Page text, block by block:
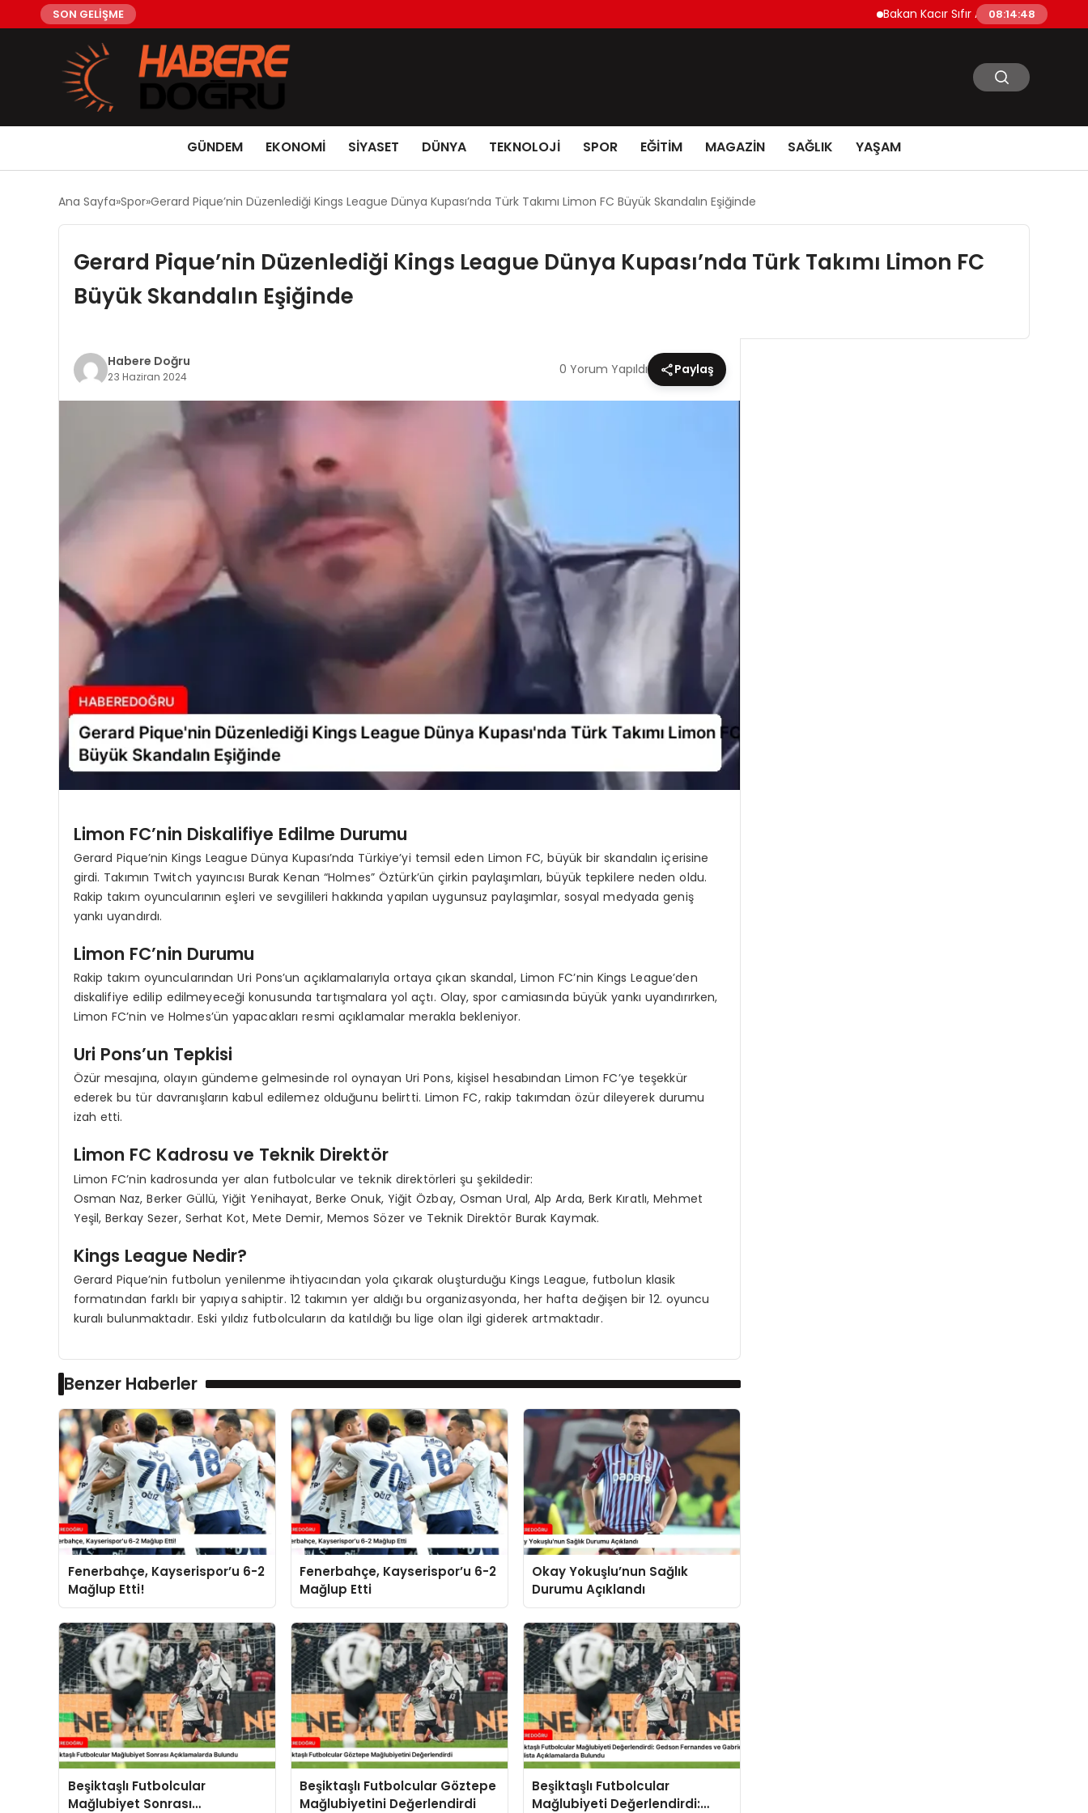
SON GELİŞME Bakan Kacır Sıfır Atık Projelerine 914
08:14:49
GÜNDEM EKONOMİ SİYASET DÜNYA TEKNOLOJİ SPOR EĞİTİM MAGAZİN SAĞLIK YAŞAM
Ana Sayfa Spor Gerard Pique’nin Düzenlediği Kings League Dünya Kupası’nda Türk Takımı Limon FC Büyük Skandalın Eşiğinde
Gerard Pique’nin Düzenlediği Kings League Dünya Kupası’nda Türk Takımı Limon FC
Büyük Skandalın Eşiğinde
Habere Doğru
23 Haziran 2024 0 Yorum Yapıldı Paylaş
Limon FC’nin Diskalifiye Edilme Durumu
Gerard Pique’nin Kings League Dünya Kupası’nda Türkiye’yi temsil eden Limon FC, büyük bir skandalın içerisine
girdi. Takımın Twitch yayıncısı Burak Kenan “Holmes” Öztürk’ün çirkin paylaşımları, büyük tepkilere neden oldu.
Rakip takım oyuncularının eşleri ve sevgilileri hakkında yapılan uygunsuz paylaşımlar, sosyal medyada geniş
yankı uyandırdı.
Limon FC’nin Durumu
Rakip takım oyuncularından Uri Pons’un açıklamalarıyla ortaya çıkan skandal, Limon FC’nin Kings League’den
diskalifiye edilip edilmeyeceği konusunda tartışmalara yol açtı. Olay, spor camiasında büyük yankı uyandırırken,
Limon FC’nin ve Holmes’ün yapacakları resmi açıklamalar merakla bekleniyor.
Uri Pons’un Tepkisi
Özür mesajına, olayın gündeme gelmesinde rol oynayan Uri Pons, kişisel hesabından Limon FC’ye teşekkür
ederek bu tür davranışların kabul edilemez olduğunu belirtti. Limon FC, rakip takımdan özür dileyerek durumu
izah etti.
Limon FC Kadrosu ve Teknik Direktör
Limon FC’nin kadrosunda yer alan futbolcular ve teknik direktörleri şu şekildedir:
Osman Naz, Berker Güllü, Yiğit Yenihayat, Berke Onuk, Yiğit Özbay, Osman Ural, Alp Arda, Berk Kıratlı, Mehmet
Yeşil, Berkay Sezer, Serhat Kot, Mete Demir, Memos Sözer ve Teknik Direktör Burak Kaymak.
Kings League Nedir?
Gerard Pique’nin futbolun yenilenme ihtiyacından yola çıkarak oluşturduğu Kings League, futbolun klasik
formatından farklı bir yapıya sahiptir. 12 takımın yer aldığı bu organizasyonda, her hafta değişen bir 12. oyuncu
kuralı bulunmaktadır. Eski yıldız futbolcuların da katıldığı bu lige olan ilgi giderek artmaktadır.
Benzer Haberler
Fenerbahçe, Kayserispor’u 6-2
Mağlup Etti!
Fenerbahçe, Kayserispor’u 6-2
Mağlup Etti
Okay Yokuşlu’nun Sağlık
Durumu Açıklandı
Beşiktaşlı Futbolcular
Mağlubiyet Sonrası
Beşiktaşlı Futbolcular Göztepe
Mağlubiyetini Değerlendirdi
Beşiktaşlı Futbolcular
Mağlubiyeti Değerlendirdi: